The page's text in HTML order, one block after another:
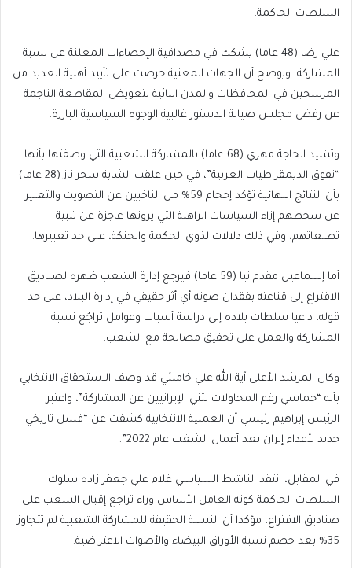
السلطات الحاكمة.
علي رضا (48 عاما) يشكك في مصداقية الإحصاءات المعلنة عن نسبة
المشاركة، ويوضح أن الجهات المعنية حرصت على تأييد أهلية العديد من
المرشحين في المحافظات والمدن النائية لتعويض المقاطعة الناجمة
عن رفض مجلس صيانة الدستور غالبية الوجوه السياسية البارزة.
وتشيد الحاجة مهري (68 عاما) بالمشاركة الشعبية التي وصفتها بأنها
“تفوق الديمقراطيات الغربية”، في حين علقت الشابة سحر ناز (28 عاما)
بأن النتائج النهائية تؤكد إحجام 59% من الناخبين عن التصويت والتعبير
عن سخطهم إزاء السياسات الراهنة التي يرونها عاجزة عن تلبية
تطلعاتهم، وفي ذلك دلالات لذوي الحكمة والحنكة، على حد تعبيرها.
أما إسماعيل مقدم نيا (59 عاما) فيرجع إدارة الشعب ظهره لصناديق
الاقتراع إلى قناعته بفقدان صوته أي أثر حقيقي في إدارة البلاد، على حد
قوله، داعيا سلطات بلاده إلى دراسة أسباب وعوامل تراجُع نسبة
المشاركة والعمل على تحقيق مصالحة مع الشعب.
وكان المرشد الأعلى آية الله علي خامنئي قد وصف الاستحقاق الانتخابي
بأنه “حماسي رغم المحاولات لثني الإيرانيين عن المشاركة”، واعتبر
الرئيس إبراهيم رئيسي أن العملية الانتخابية كشفت عن “فشل تاريخي
جديد لأعداء إيران بعد أعمال الشغب عام 2022”.
في المقابل، انتقد الناشط السياسي غلام علي جعفر زاده سلوك
السلطات الحاكمة كونه العامل الأساس وراء تراجع إقبال الشعب على
صناديق الاقتراع، مؤكدا أن النسبة الحقيقة للمشاركة الشعبية لم تتجاوز
35% بعد خصم نسبة الأوراق البيضاء والأصوات الاعتراضية.